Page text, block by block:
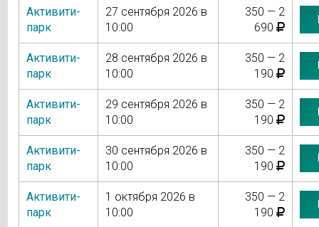
Активити-
парк
27 сентября 2026 в
10:00
350 — 2
690
Активити-
парк
28 сентября 2026 в
10:00
350 — 2
190
Активити-
парк
29 сентября 2026 в
10:00
350 — 2
190
Активити-
парк
30 сентября 2026 в
10:00
350 — 2
190
Активити-
парк
1 октября 2026 в
10:00
350 — 2
190